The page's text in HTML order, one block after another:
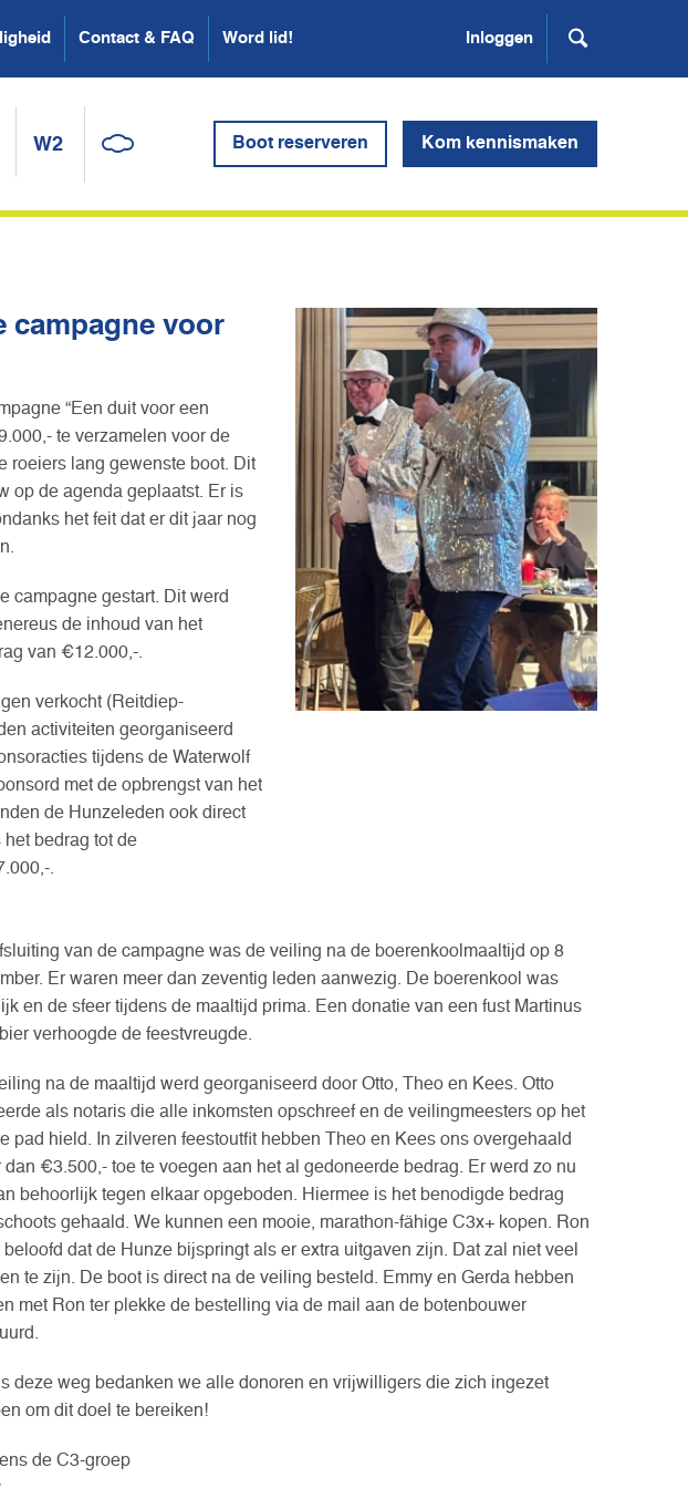
Contact & FAQ Word lid! Inloggen
W2 Boot reserveren Kom kennismaken
campagne voor
“Een duit voor een
te verzamelen voor de
roeiers lang gewenste boot. Dit
op de agenda geplaatst. Er is
het feit dat er dit jaar nog
campagne gestart. Dit werd
de inhoud van het
van €12.000,-.
verkocht (Reitdiep-
activiteiten georganiseerd
tijdens de Waterwolf
met de opbrengst van het
de Hunzeleden ook direct
bedrag tot de
.
van de campagne was de veiling na de boerenkoolmaaltijd op 8
Er waren meer dan zeventig leden aanwezig. De boerenkool was
en de sfeer tijdens de maaltijd prima. Een donatie van een fust Martinus
verhoogde de feestvreugde.
na de maaltijd werd georganiseerd door Otto, Theo en Kees. Otto
als notaris die alle inkomsten opschreef en de veilingmeesters op het
pad hield. In zilveren feestoutfit hebben Theo en Kees ons overgehaald
dan €3.500,- toe te voegen aan het al gedoneerde bedrag. Er werd zo nu
behoorlijk tegen elkaar opgeboden. Hiermee is het benodigde bedrag
gehaald. We kunnen een mooie, marathon-fähige C3x+ kopen. Ron
beloofd dat de Hunze bijspringt als er extra uitgaven zijn. Dat zal niet veel
te zijn. De boot is direct na de veiling besteld. Emmy en Gerda hebben
met Ron ter plekke de bestelling via de mail aan de botenbouwer
deze weg bedanken we alle donoren en vrijwilligers die zich ingezet
om dit doel te bereiken!
de C3-groep